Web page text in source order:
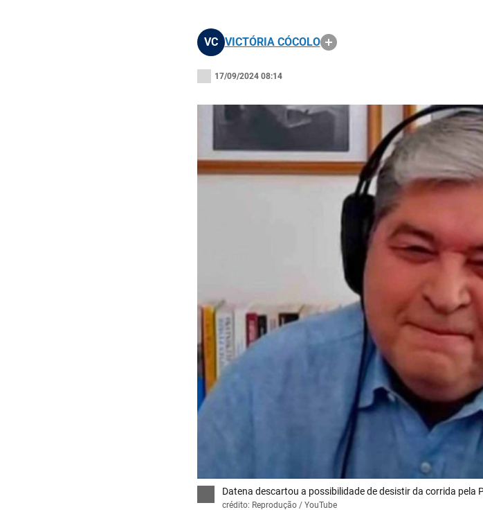
VC VICTÓRIA CÓCOLO
17/09/2024 08:14
Datena descartou a possibilidade de desistir da corrida pela
crédito: Reprodução / YouTube